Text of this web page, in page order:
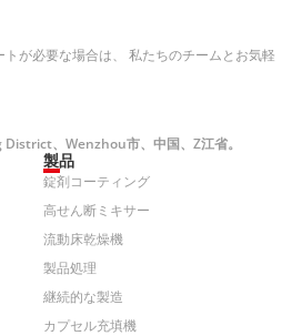
製品
錠剤コーティング
高せん断ミキサー
流動床乾燥機
製品処理
継続的な製造
カプセル充填機
が必要な場合は、 私たちのチームとお気軽
、Wenzhou市、中国、Z江省。